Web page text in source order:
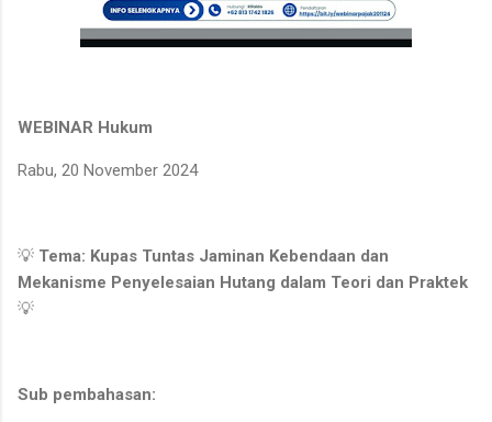
WEBINAR Hukum
Rabu, 20 November 2024
💡 Tema: Kupas Tuntas Jaminan Kebendaan dan
Mekanisme Penyelesaian Hutang dalam Teori dan Praktek
💡
Sub pembahasan: